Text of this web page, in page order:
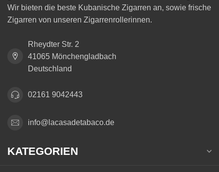
Wir bieten die beste Kubanische Zigarren an, sowie frische
Zigarren von unseren Zigarrenrollerinnen.
Rheydter Str. 2
41065 Mönchengladbach
Deutschland
02161 9042443
info@lacasadetabaco.de
KATEGORIEN